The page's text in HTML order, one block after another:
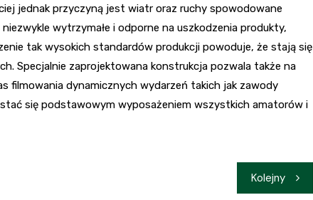
jednak przyczyną jest wiatr oraz ruchy spowodowane
wytrzymałe i odporne na uszkodzenia produkty,
tak wysokich standardów produkcji powoduje, że stają się
Specjalnie zaprojektowana konstrukcja pozwala także na
filmowania dynamicznych wydarzeń takich jak zawody
się podstawowym wyposażeniem wszystkich amatorów i
Kolejny